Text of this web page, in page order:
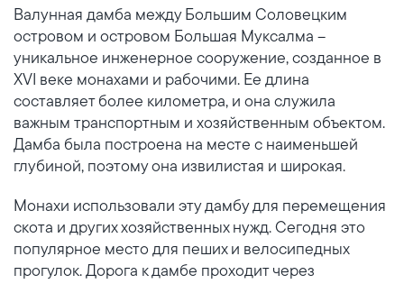
Валунная дамба между Большим Соловецким
островом и островом Большая Муксалма –
уникальное инженерное сооружение, созданное в
XVI веке монахами и рабочими. Ее длина
составляет более километра, и она служила
важным транспортным и хозяйственным объектом.
Дамба была построена на месте с наименьшей
глубиной, поэтому она извилистая и широкая.
Монахи использовали эту дамбу для перемещения
скота и других хозяйственных нужд. Сегодня это
популярное место для пеших и велосипедных
прогулок. Дорога к дамбе проходит через